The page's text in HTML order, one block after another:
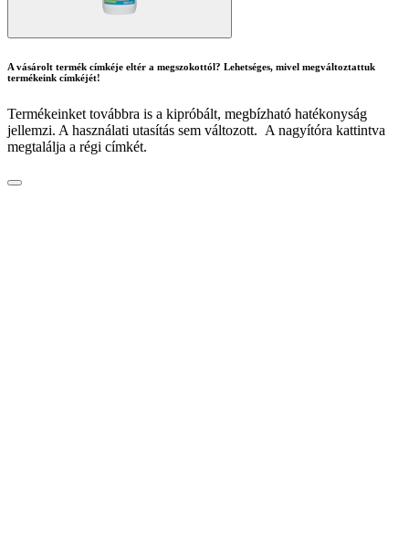
A vásárolt termék címkéje eltér a megszokottól? Lehetséges, mivel megváltoztattuk
termékeink címkéjét!
Termékeinket továbbra is a kipróbált, megbízható hatékonyság
jellemzi. A használati utasítás sem változott. A nagyítóra kattintva
megtalálja a régi címkét.